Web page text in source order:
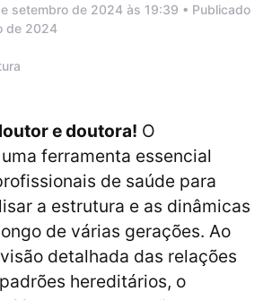
setembro de 2024 às 19:39 • Publicado
de 2024
e doutora! O
ferramenta essencial
de saúde para
a estrutura e as dinâmicas
de várias gerações. Ao
detalhada das relações
hereditários, o